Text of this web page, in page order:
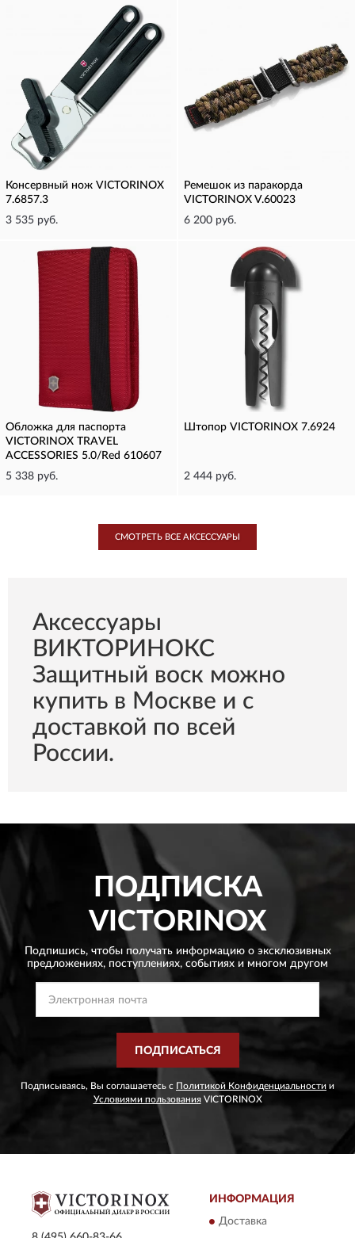
Консервный нож VICTORINOX
7.6857.3
3 535 руб.
Ремешок из паракорда
VICTORINOX V.60023
6 200 руб.
Обложка для паспорта
VICTORINOX TRAVEL
ACCESSORIES 5.0/Red 610607
5 338 руб.
Штопор VICTORINOX 7.6924
2 444 руб.
СМОТРЕТЬ ВСЕ AКСЕССУАРЫ
Aксессуары
ВИКТОРИНОКС
Защитный воск можно
купить в Москве и с
доставкой по всей
России.
ПОДПИСКА
VICTORINOX
Подпишись, чтобы получать информацию о эксклюзивных
предложениях, поступлениях, событиях и многом другом
ПОДПИСАТЬСЯ
Подписываясь, Вы соглашаетесь с Политикой Конфиденциальности и
Условиями пользованияVICTORINOX
ИНФОРМАЦИЯ
Доставка